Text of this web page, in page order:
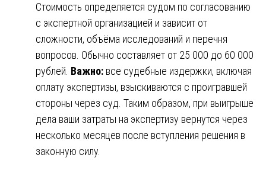
Стоимость определяется судом по согласованию
с экспертной организацией и зависит от
сложности, объёма исследований и перечня
вопросов. Обычно составляет от 25 000 до 60 000
рублей. Важно: все судебные издержки, включая
оплату экспертизы, взыскиваются с проигравшей
стороны через суд. Таким образом, при выигрыше
дела ваши затраты на экспертизу вернутся через
несколько месяцев после вступления решения в
законную силу.